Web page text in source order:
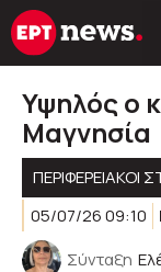
Μετάβαση
σε
Υψηλός ο
Μαγνησία
ΠΕΡΙΦΕΡΕΙΑΚΟΊ
05/07/26 09:10
Σύνταξη